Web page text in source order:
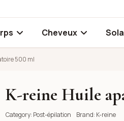
Cheveux
500 ml
500 ml
K-reine Huile
Category: Post-épilation Brand: K-reine